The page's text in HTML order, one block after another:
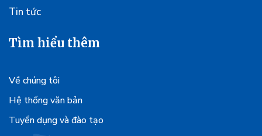
Tin tức
Tìm hiểu thêm
Về chúng tôi
Hệ thống văn bản
Tuyển dụng và đào tạo